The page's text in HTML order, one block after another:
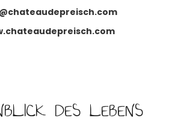
DES LEBENS